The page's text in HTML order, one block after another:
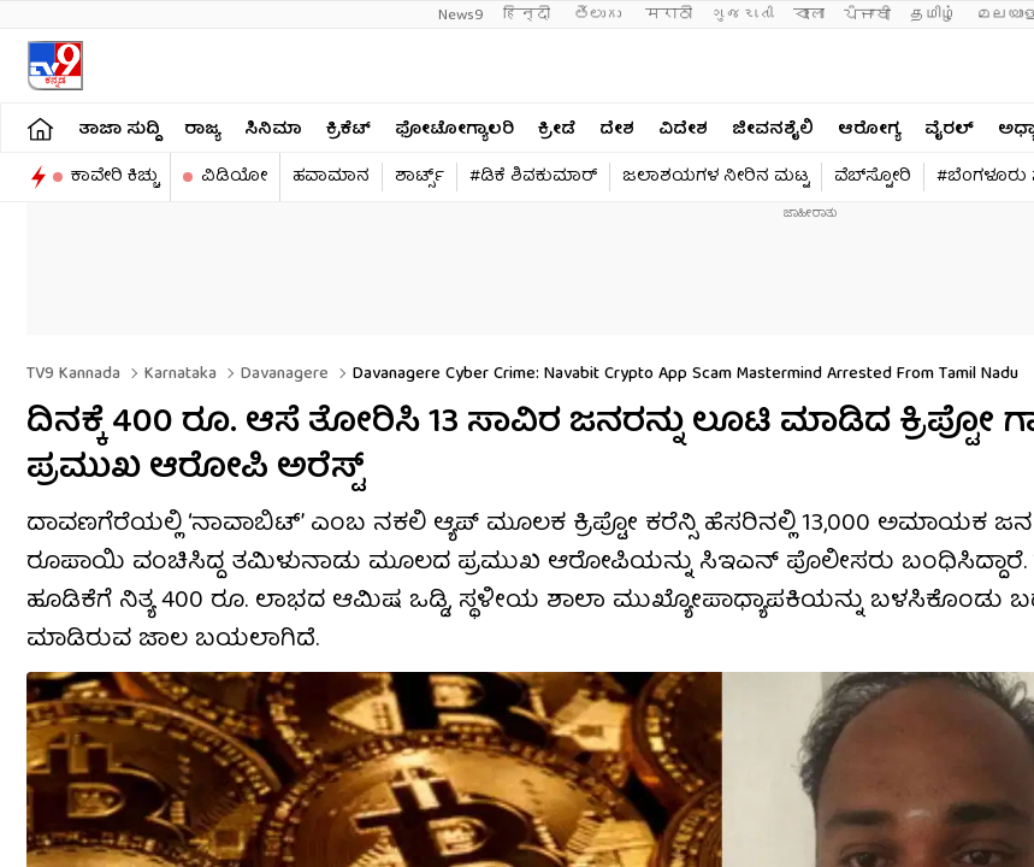
News9 हिन्दी తెలుగు मराठी ગુજરાતી বাংলা ਪੰਜਾਬੀ தமிழ்
ತಾಜಾ ಸುದ್ದಿ ರಾಜ್ಯ ಸಿನಿಮಾ ಕ್ರಿಕೆಟ್​ ಫೋಟೋಗ್ಯಾಲರಿ ಕ್ರೀಡೆ ದೇಶ ವಿದೇಶ ಜೀವನಶೈಲಿ ಆರೋಗ್ಯ ವೈರಲ್​
ಕಾವೇರಿ ಕಿಚ್ಚು
ವಿಡಿಯೋ ಹವಾಮಾನ ಶಾರ್ಟ್ಸ್​ #ಡಿಕೆ ಶಿವಕುಮಾರ್​ ಜಲಾಶಯಗಳ ನೀರಿನ ಮಟ್ಟ ವೆಬ್​ಸ್ಟೋರಿ #ಬೆಂಗಳೂರು
TV9 Kannada Karnataka Davanagere Davanagere Cyber Crime: Navabit Crypto App Scam Mastermind Arrested From Tamil Nadu
ದಿನಕ್ಕೆ 400 ರೂ. ಆಸೆ ತೋರಿಸಿ 13 ಸಾವಿರ ಜನರನ್ನು ಲೂಟಿ ಮಾಡಿದ ಕ್ರಿಪ್ಟೋ
ಪ್ರಮುಖ ಆರೋಪಿ ಅರೆಸ್ಟ್
ದಾವಣಗೆರೆಯಲ್ಲಿ ‘ನಾವಾಬಿಟ್‌’ ಎಂಬ ನಕಲಿ ಆ್ಯಪ್ ಮೂಲಕ ಕ್ರಿಪ್ಟೋ ಕರೆನ್ಸಿ ಹೆಸರಿನಲ್ಲಿ 13,000 ಅಮಾಯಕ
ರೂಪಾಯಿ ವಂಚಿಸಿದ್ದ ತಮಿಳುನಾಡು ಮೂಲದ ಪ್ರಮುಖ ಆರೋಪಿಯನ್ನು ಸಿಇಎನ್ ಪೊಲೀಸರು ಬಂಧಿಸಿದ್ದಾರೆ.
ಹೂಡಿಕೆಗೆ ನಿತ್ಯ 400 ರೂ. ಲಾಭದ ಆಮಿಷ ಒಡ್ಡಿ, ಸ್ಥಳೀಯ ಶಾಲಾ ಮುಖ್ಯೋಪಾಧ್ಯಾಪಕಿಯನ್ನು ಬಳಸಿಕೊಂಡು
ಮಾಡಿರುವ ಜಾಲ ಬಯಲಾಗಿದೆ.